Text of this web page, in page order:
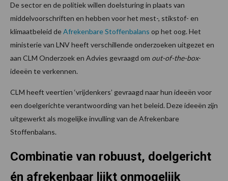
De sector en de politiek willen doelsturing in plaats van
middelvoorschriften en hebben voor het mest-, stikstof- en
klimaatbeleid deAfrekenbare Stoffenbalans op het oog. Het
ministerie van LNV heeft verschillende onderzoeken uitgezet en
aan CLM Onderzoek en Advies gevraagd om out-of-the-box-
ideeën te verkennen.
CLM heeft veertien ‘vrijdenkers’ gevraagd naar hun ideeën voor
een doelgerichte verantwoording van het beleid. Deze ideeën zijn
uitgewerkt als mogelijke invulling van de Afrekenbare
Stoffenbalans.
Combinatie van robuust, doelgericht
én afrekenbaar lijkt onmogelijk